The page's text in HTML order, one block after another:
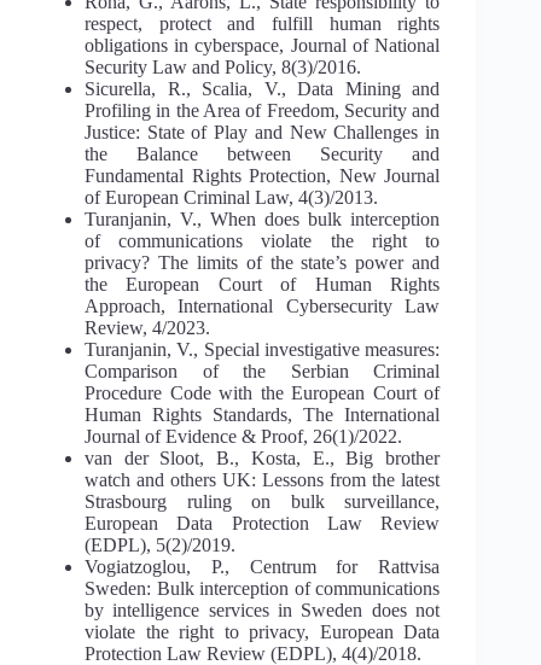
respect, protect and fulfill human rights
obligations in cyberspace, Journal of National
Security Law and Policy, 8(3)/2016.
Sicurella, R., Scalia, V., Data Mining and
Profiling in the Area of Freedom, Security and
Justice: State of Play and New Challenges in
the Balance between Security and
Fundamental Rights Protection, New Journal
of European Criminal Law, 4(3)/2013.
Turanjanin, V., When does bulk interception
of communications violate the right to
privacy? The limits of the state’s power and
the European Court of Human Rights
Approach, International Cybersecurity Law
Review, 4/2023.
Turanjanin, V., Special investigative measures:
Comparison of the Serbian Criminal
Procedure Code with the European Court of
Human Rights Standards, The International
Journal of Evidence & Proof, 26(1)/2022.
van der Sloot, B., Kosta, E., Big brother
watch and others UK: Lessons from the latest
Strasbourg ruling on bulk surveillance,
European Data Protection Law Review
(EDPL), 5(2)/2019.
Vogiatzoglou, P., Centrum for Rattvisa
Sweden: Bulk interception of communications
by intelligence services in Sweden does not
violate the right to privacy, European Data
Protection Law Review (EDPL), 4(4)/2018.